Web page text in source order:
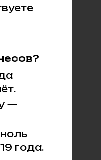
года.
—